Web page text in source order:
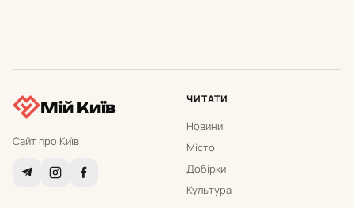
Мій Київ
Сайт про Київ
ЧИТАТИ
Новини
Місто
Добірки
Культура